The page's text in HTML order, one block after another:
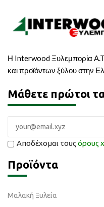
Η Interwood Ξυλεμπορία
και προϊόντων ξύλου στην
Μάθετε πρώτοι
Αποδέχομαι τους όρους
Προϊόντα
Μαλακή Ξυλεία